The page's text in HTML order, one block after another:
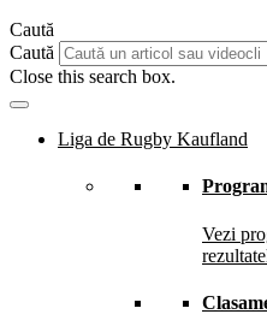
Caută
Caută
Close this search box.
Liga de Rugby Kaufland
Vezi